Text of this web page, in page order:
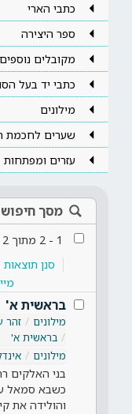
כתבי הארי
ספר היצירה
מקובלים נוספים
כתבי יד בעל
מילונים
שערים לחכמת
עזרים ומפתחות
מסך חיפוש
1
-
2 מתוך 2
סנן תוצאות
בראשית א'
מילונים זהר
בראשית א'
מילונים
בני האלקים
כשבא סמאל
והולידה את